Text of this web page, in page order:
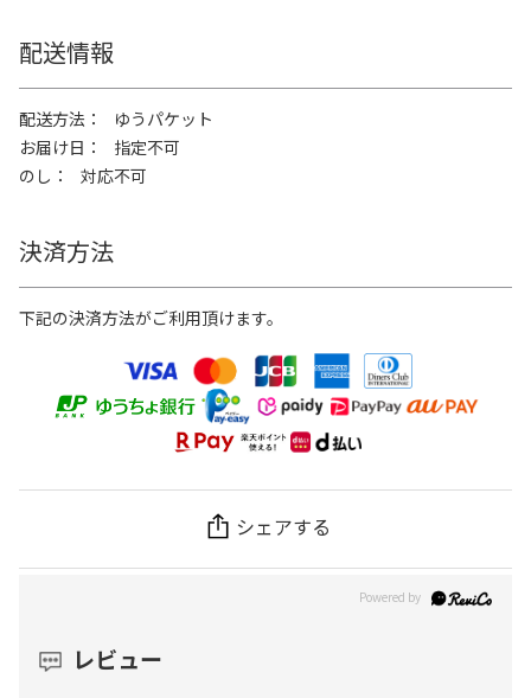
配送情報
配送方法
ゆうパケット
お届け日
指定不可
のし
対応不可
決済方法
下記の決済方法がご利用頂けます。
シェアする
レビュー